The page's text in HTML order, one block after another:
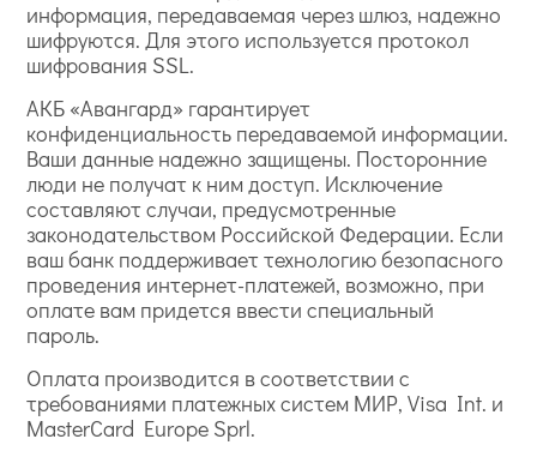
информация, передаваемая через шлюз, надежно
шифруются. Для этого используется протокол
шифрования SSL.
АКБ «Авангард» гарантирует
конфиденциальность передаваемой информации.
Ваши данные надежно защищены. Посторонние
люди не получат к ним доступ. Исключение
составляют случаи, предусмотренные
законодательством Российской Федерации. Если
ваш банк поддерживает технологию безопасного
проведения интернет-платежей, возможно, при
оплате вам придется ввести специальный
пароль.
Оплата производится в соответствии с
требованиями платежных систем МИР, Visa Int. и
MasterCard Europe Sprl.